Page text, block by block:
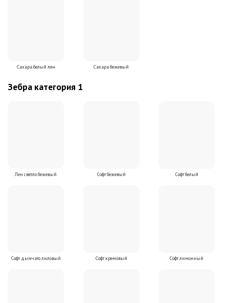
Сахара белый лен Сахара бежевый
Зебра категория 1
Лен светло бежевый Софт бежевый Софт белый
Софт дымчато лиловый Софт кремовый Софт лимонный